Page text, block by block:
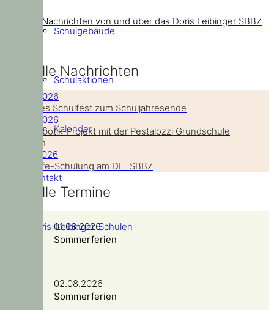
Schulgebäude
Schulaktionen
Kalender
Kontakt
Doris-Leibinger-Schulen
Aktuelle Nachrichten von und über das Doris Leibinger SBBZ
Aktuelle Nachrichten
26. Juli 2026
Ein buntes Schulfest zum Schuljahresende
26. Juli 2026
LEGO Robotik-Projekt mit der Pestalozzi Grundschule
Gerlingen
19. Juli 2026
Erste-Hilfe-Schulung am DL- SBBZ
Aktuelle Termine
01.08.2026
Sommerferien
02.08.2026
Sommerferien